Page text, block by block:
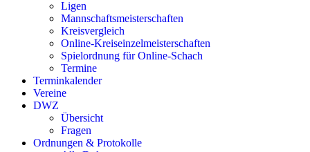
Ligen
Mannschaftsmeisterschaften
Kreisvergleich
Online-Kreiseinzelmeisterschaften
Spielordnung für Online-Schach
Termine
Terminkalender
Vereine
DWZ
Übersicht
Fragen
Ordnungen & Protokolle